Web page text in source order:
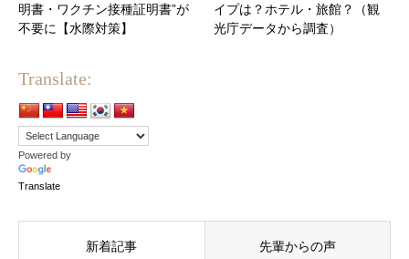
明書・ワクチン接種証明書”が
不要に【水際対策】
イプは？ホテル・旅館？（観
光庁データから調査）
Translate:
Powered by
Translate
新着記事 先輩からの声